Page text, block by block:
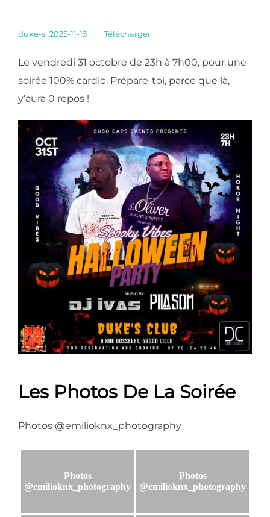
duke-s_2025-11-13 Télécharger
Le vendredi 31 octobre de 23h à 7h00, pour une
soirée 100% cardio. Prépare-toi, parce que là,
y’aura 0 repos !
Les Photos De La Soirée
Photos @emilioknx_photography
Photos
@emilioknx_photography
Photos
@emilioknx_photography